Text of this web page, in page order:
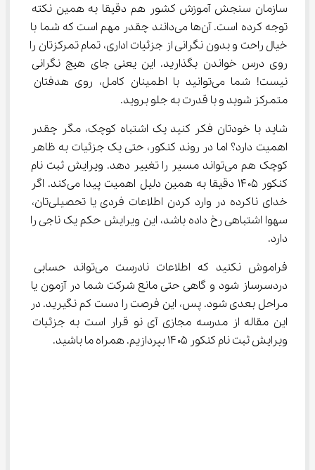
سازمان سنجش آموزش کشور هم دقیقا به همین نکته
توجه کرده است. آن‌ها می‌دانند چقدر مهم است که شما با
خیال راحت و بدون نگرانی از جزئیات اداری، تمام تمرکزتان را
روی درس خواندن بگذارید. این یعنی جای هیچ نگرانی
نیست! شما می‌توانید با اطمینان کامل، روی هدفتان
متمرکز شوید و با قدرت به جلو بروید.
شاید با خودتان فکر کنید یک اشتباه کوچک، مگر چقدر
اهمیت دارد؟ اما در روند کنکور، حتی یک جزئیات به ظاهر
کوچک هم می‌تواند مسیر را تغییر دهد. ویرایش ثبت نام
کنکور ۱۴۰۵ دقیقا به همین دلیل اهمیت پیدا می‌کند. اگر
خدای ناکرده در وارد کردن اطلاعات فردی یا تحصیلی‌تان،
سهوا اشتباهی رخ داده باشد، این ویرایش حکم یک ناجی را
دارد.
فراموش نکنید که اطلاعات نادرست می‌تواند حسابی
دردسرساز شود و گاهی حتی مانع شرکت شما در آزمون یا
مراحل بعدی شود. پس، این فرصت را دست کم نگیرید. در
این مقاله از مدرسه مجازی آی نو قرار است به جزئیات
ویرایش ثبت نام کنکور ۱۴۰۵ بپردازیم. همراه ما باشید.